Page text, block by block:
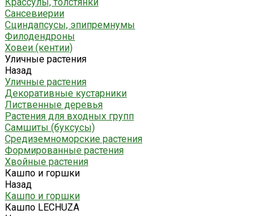
Сансевиерии
Сциндапсусы, эпипремнумы
Филодендроны
Ховеи (кентии)
Уличные растения
Назад
Уличные растения
Декоративные кустарники
Лиственные деревья
Растения для входных групп
Самшиты (буксусы)
Средиземноморские растения
Формированные растения
Хвойные растения
Кашпо и горшки
Назад
Кашпо и горшки
Кашпо LECHUZA